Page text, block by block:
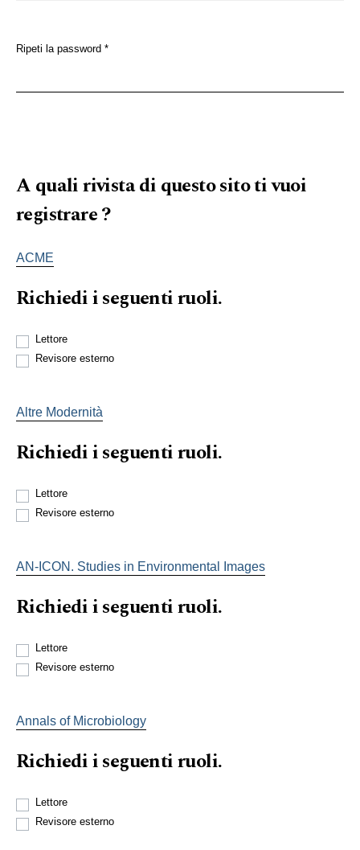
Ripeti la password *
A quali rivista di questo sito ti vuoi
registrare ?
ACME
Richiedi i seguenti ruoli.
Lettore
Revisore esterno
Altre Modernità
Richiedi i seguenti ruoli.
Lettore
Revisore esterno
AN-ICON. Studies in Environmental Images
Richiedi i seguenti ruoli.
Lettore
Revisore esterno
Annals of Microbiology
Richiedi i seguenti ruoli.
Lettore
Revisore esterno